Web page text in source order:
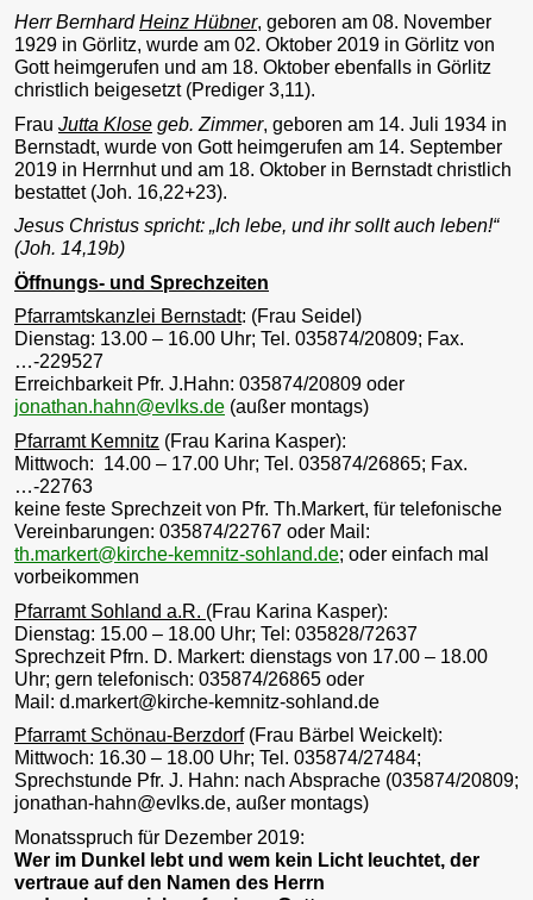
Herr BernhardHeinz Hübner, geboren am 08. November
1929 in Görlitz, wurde am 02. Oktober 2019 in Görlitz von
Gott heimgerufen und am 18. Oktober ebenfalls in Görlitz
christlich beigesetzt (Prediger 3,11).
Frau Jutta Klose geb. Zimmer, geboren am 14. Juli 1934 in
Bernstadt, wurde von Gott heimgerufen am 14. September
2019 in Herrnhut und am 18. Oktober in Bernstadt christlich
bestattet (Joh. 16,22+23).
Jesus Christus spricht: „Ich lebe, und ihr sollt auch leben!“
(Joh. 14,19b)
Öffnungs- und Sprechzeiten
Pfarramtskanzlei Bernstadt: (Frau Seidel)
Dienstag: 13.00 – 16.00 Uhr; Tel. 035874/20809; Fax.
…-229527
Erreichbarkeit Pfr. J.Hahn: 035874/20809 oder
jonathan.hahn@evlks.de (außer montags)
Pfarramt Kemnitz (Frau Karina Kasper):
Mittwoch: 14.00 – 17.00 Uhr; Tel. 035874/26865; Fax.
…-22763
keine feste Sprechzeit von Pfr. Th.Markert, für telefonische
Vereinbarungen: 035874/22767 oder Mail:
th.markert@kirche-kemnitz-sohland.de; oder einfach mal
vorbeikommen
Pfarramt Sohland a.R. (Frau Karina Kasper):
Dienstag: 15.00 – 18.00 Uhr; Tel: 035828/72637
Sprechzeit Pfrn. D. Markert: dienstags von 17.00 – 18.00
Uhr; gern telefonisch: 035874/26865 oder
Mail: d.markert@kirche-kemnitz-sohland.de
Pfarramt Schönau-Berzdorf(Frau Bärbel Weickelt):
Mittwoch: 16.30 – 18.00 Uhr; Tel. 035874/27484;
Sprechstunde Pfr. J. Hahn: nach Absprache (035874/20809;
jonathan-hahn@evlks.de, außer montags)
Monatsspruch für Dezember 2019:
Wer im Dunkel lebt und wem kein Licht leuchtet, der
vertraue auf den Namen des Herrn